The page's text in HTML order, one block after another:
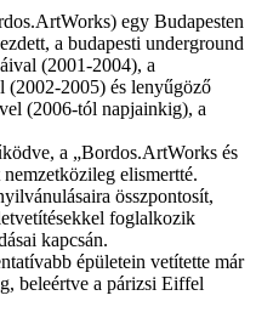
egy Budapesten
a budapesti underground
(2001-2004), a
(2002-2005) és lenyűgöző
(2006-tól napjainkig), a
a „Bordos.ArtWorks és
elismertté.
összpontosít,
foglalkozik
kapcsán.
épületein vetítette már
beleértve a párizsi Eiffel